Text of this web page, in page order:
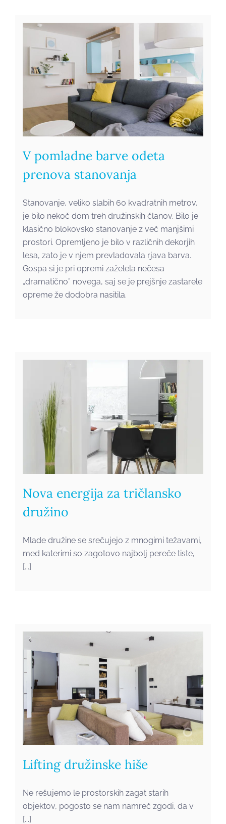
V pomladne barve odeta
prenova stanovanja
Stanovanje, veliko slabih 60 kvadratnih metrov,
je bilo nekoč dom treh družinskih članov. Bilo je
klasično blokovsko stanovanje z več manjšimi
prostori. Opremljeno je bilo v različnih dekorjih
lesa, zato je v njem prevladovala rjava barva.
Gospa si je pri opremi zaželela nečesa
„dramatično” novega, saj se je prejšnje zastarele
opreme že dodobra nasitila.
Nova energija za tričlansko
družino
Mlade družine se srečujejo z mnogimi težavami,
med katerimi so zagotovo najbolj pereče tiste,
[...]
Lifting družinske hiše
Ne rešujemo le prostorskih zagat starih
objektov, pogosto se nam namreč zgodi, da v
[...]